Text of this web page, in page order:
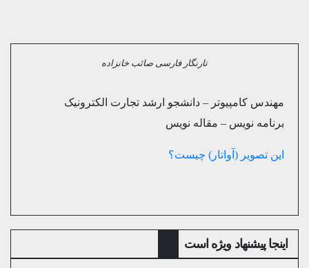
تارنگار فارسی صائب خانزاده
مهندس کامپیوتر – دانشجو ارشد تجارت الکترونیک
برنامه نویس – مقاله نویس
این تصویر (آواتار) چیست؟
اینجا پیشنهاد ویژه است